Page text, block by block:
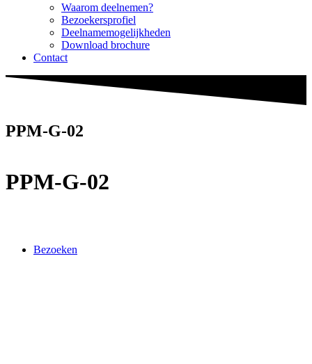
Waarom deelnemen?
Bezoekersprofiel
Deelnamemogelijkheden
Download brochure
Contact
PPM-G-02
PPM-G-02
Bezoeken